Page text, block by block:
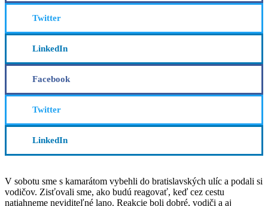
Twitter
LinkedIn
Facebook
Twitter
LinkedIn
V sobotu sme s kamarátom vybehli do bratislavských ulíc a podali si
vodičov. Zisťovali sme, ako budú reagovať, keď cez cestu
natiahneme neviditeľné lano. Reakcie boli dobré, vodiči a aj